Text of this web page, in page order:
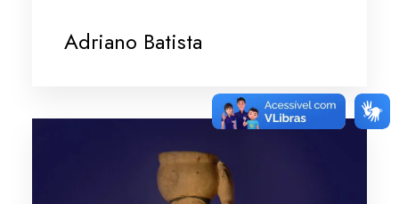
Adriano Batista